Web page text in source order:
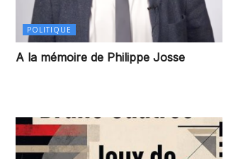
POLITIQUE
A la mémoire de Philippe Josse